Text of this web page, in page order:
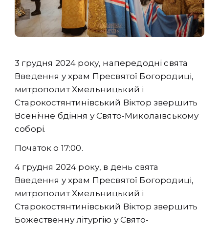
3 грудня 2024 року, напередодні свята
Введення у храм Пресвятої Богородиці,
митрополит Хмельницький і
Старокостянтинівський Віктор звершить
Всенічне бдіння у Свято-Миколаївському
соборі.
Початок о 17:00.
4 грудня 2024 року, в день свята
Введення у храм Пресвятої Богородиці,
митрополит Хмельницький і
Старокостянтинівський Віктор звершить
Божественну літургію у Свято-